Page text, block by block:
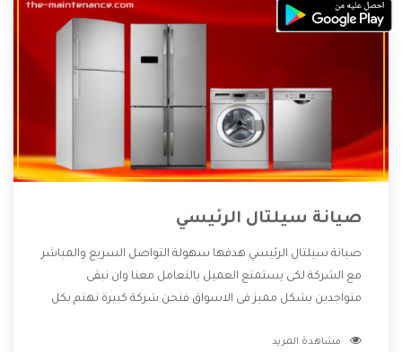
صيانة سيلتال الرئيسي
صيانة سيلتال الرئيسي هدفها سهولة التواصل السريع والمباشر
مع الشركة لكى يستمتع العميل بالتعامل معنا وان نبقى
متواجدين بشكل مميز فى الاسواق فنحن شركة كبيرة نهتم بكل
الشركة بها والتى تكون منها خدمة الصيانة التى تكون من أهم
مشاهدة المزيد